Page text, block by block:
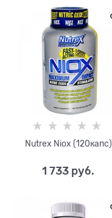
Nutrex Niox (120капс)
1 733 руб.